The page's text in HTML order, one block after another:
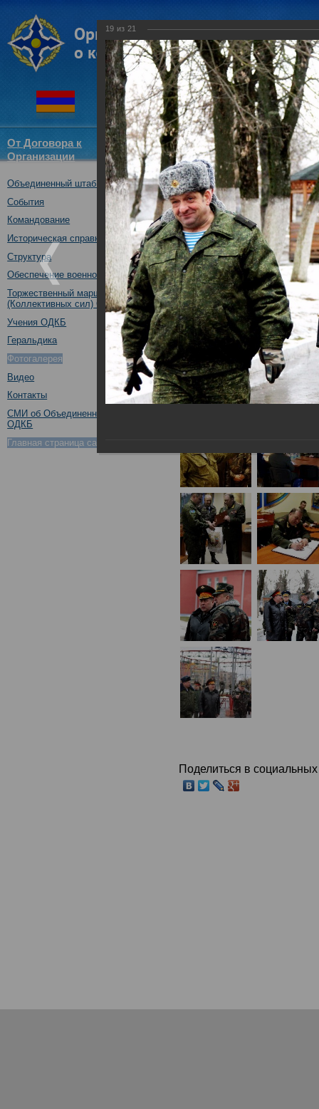
От Договора к
Организации
Структура
ОДКБ
Новости
Объединенный штаб ОДКБ
События
Командование
Историческая справка
Структура
Обеспечение военной безопасности
Торжественный марш Войск
(Коллективных сил) ОДКБ
Учения ОДКБ
Геральдика
Фотогалерея
Видео
Контакты
СМИ об Объединенном штабе
ОДКБ
Главная страница сайта ОДКБ
Встреча начальника
начальником
первым заместителем
Беларусь
11.02.2016
Поделиться в социальных
19 из 21